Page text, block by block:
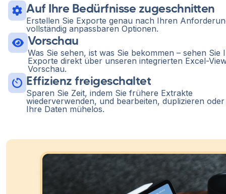
Auf Ihre Bedürfnisse zugeschnitten
Erstellen Sie Exporte genau nach Ihren
vollständig anpassbaren Optionen.
Vorschau
Was Sie sehen, ist was Sie bekommen – sehen Sie
Exporte direkt über unseren integrierten Excel-
Vorschau.
Effizienz freigeschaltet
Sparen Sie Zeit, indem Sie frühere Extrakte
wiederverwenden, und bearbeiten, duplizieren oder
Ihre Daten mühelos.